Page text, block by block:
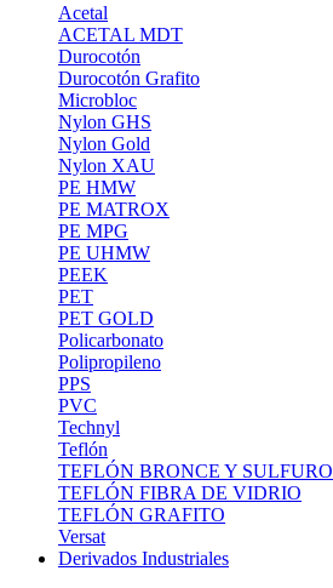
Acetal
ACETAL MDT
Durocotón
Durocotón Grafito
Microbloc
Nylon GHS
Nylon Gold
Nylon XAU
PE HMW
PE MATROX
PE MPG
PE UHMW
PEEK
PET
PET GOLD
Policarbonato
Polipropileno
PPS
PVC
Technyl
Teflón
TEFLÓN BRONCE Y
TEFLÓN FIBRA DE VIDRIO
TEFLÓN GRAFITO
Versat
Derivados Industriales